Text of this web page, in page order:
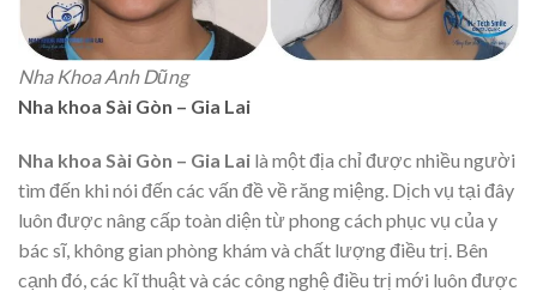
Nha Khoa Anh Dũng
Nha khoa Sài Gòn – Gia Lai
Nha khoa Sài Gòn – Gia Lai là một địa chỉ được nhiều người
tìm đến khi nói đến các vấn đề về răng miệng. Dịch vụ tại đây
luôn được nâng cấp toàn diện từ phong cách phục vụ của y
bác sĩ, không gian phòng khám và chất lượng điều trị. Bên
cạnh đó, các kĩ thuật và các công nghệ điều trị mới luôn được